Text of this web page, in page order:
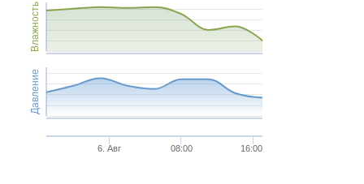
Влажность
Давление
6. Авг 08:00 16:00